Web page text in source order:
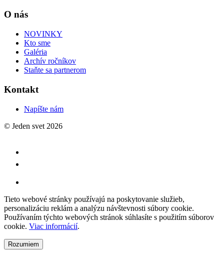
O nás
NOVINKY
Kto sme
Galéria
Archív ročníkov
Staňte sa partnerom
Kontakt
Napíšte nám
© Jeden svet 2026
Tieto webové stránky používajú na poskytovanie služieb,
personalizáciu reklám a analýzu návštevnosti súbory cookie.
Používaním týchto webových stránok súhlasíte s použitím súborov
cookie. Viac informácií.
Rozumiem